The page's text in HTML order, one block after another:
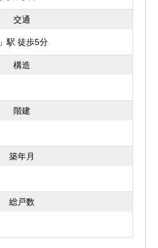
交通
駅 徒歩5分
構造
階建
築年月
総戸数